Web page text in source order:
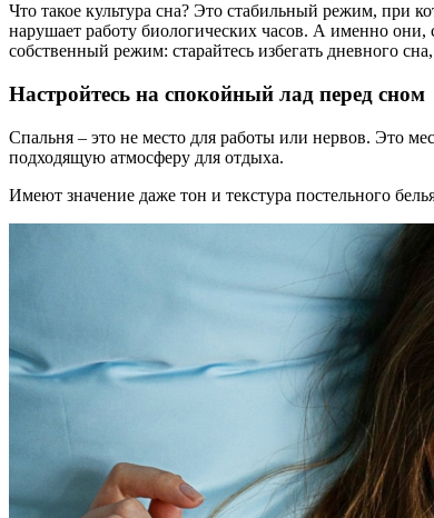
Что такое культура сна? Это стабильный режим, при
нарушает работу биологических часов. А именно они,
собственный режим: старайтесь избегать дневного
Настройтесь на спокойный лад перед сном
Спальня – это не место для работы или нервов. Это
подходящую атмосферу для отдыха.
Имеют значение даже тон и текстура постельного